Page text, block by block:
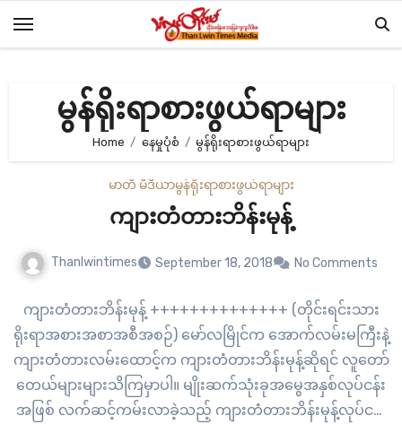
မွန်ရိုးရာစားဖွယ်ရာများ
Home နေမှုပုံစံ မွန်ရိုးရာစားဖွယ်ရာများ
မာတီ မီဒီယာမွန်ရိုးရာစားဖွယ်ရာများ
ကျားတံတားဘိန်းမုန့်
Thanlwintimes September 18, 2018 No Comments
ကျားတံတားဘိန်းမုန့် ++++++++++++++ (တိုင်းရင်းသား
ရိုးရာအစားအစာအစီအစဉ်) မော်လမြိုင်က အောက်လမ်းမကြီးနဲ့
ကျားတံတားလမ်းထောင့်က ကျားတံတားဘိန်းမုန့်ဆိုရင် လူတော်
တေယ်များများသိကြမှာပါ။ မျိုးဆက်သုံးခုအမွေအနှစ်လုပ်ငန်း
အဖြစ် လက်ဆင့်ကမ်းလာခဲ့သည့် ကျားတံတားဘိန်းမုန့်လုပ်ငန်း